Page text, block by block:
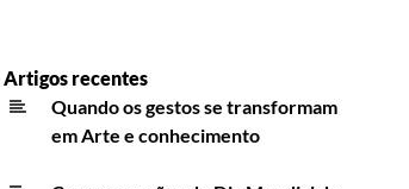
Artigos recentes
Quando os gestos se transformam
em Arte e conhecimento